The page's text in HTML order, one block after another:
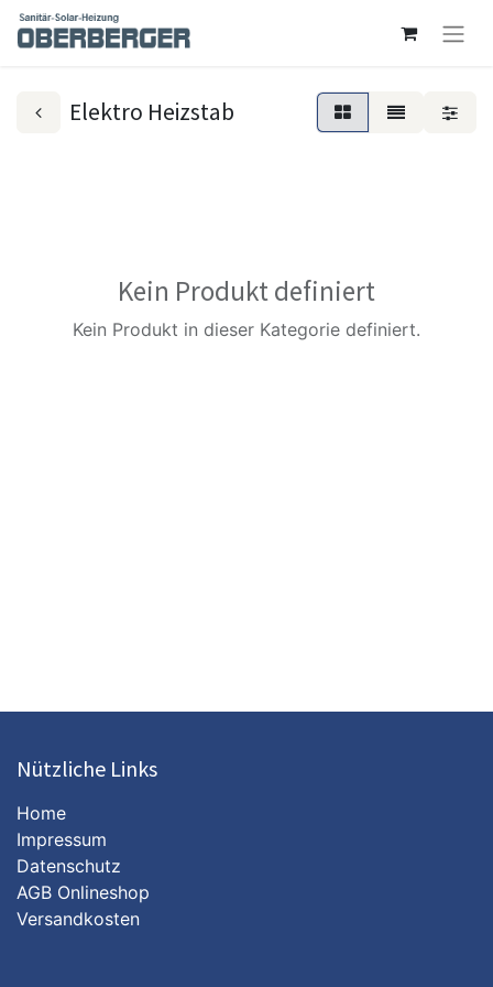
Elektro Heizstab
Kein Produkt definiert
Kein Produkt in dieser Kategorie definiert.
Nützliche Links
Home
Impressum
Datenschutz
AGB Onlineshop​
Versandkosten